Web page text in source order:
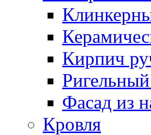
Кирпич
Фасад из
Кровля